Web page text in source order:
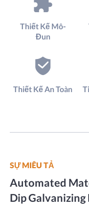
Thiết Kế Mô-
Đun
Thiết Kế An Toàn
SỰ MIÊU TẢ
Automated
Dip Galvanizing